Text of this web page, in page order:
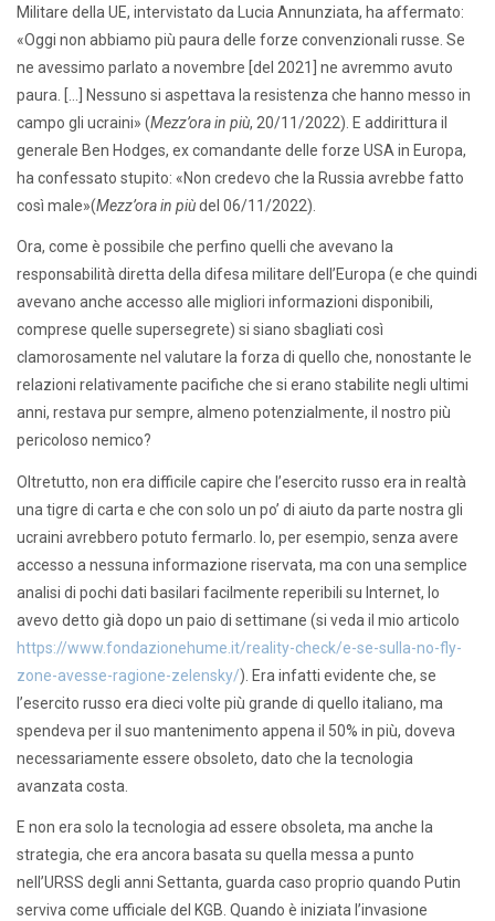
Militare della UE, intervistato da Lucia Annunziata, ha affermato:
«Oggi non abbiamo più paura delle forze convenzionali russe. Se
ne avessimo parlato a novembre [del 2021] ne avremmo avuto
paura. […] Nessuno si aspettava la resistenza che hanno messo in
campo gli ucraini» (Mezz’ora in più, 20/11/2022). E addirittura il
generale Ben Hodges, ex comandante delle forze USA in Europa,
ha confessato stupito: «Non credevo che la Russia avrebbe fatto
così male»(Mezz’ora in piùdel 06/11/2022).
Ora, come è possibile che perfino quelli che avevano la
responsabilità diretta della difesa militare dell’Europa (e che quindi
avevano anche accesso alle migliori informazioni disponibili,
comprese quelle supersegrete) si siano sbagliati così
clamorosamente nel valutare la forza di quello che, nonostante le
relazioni relativamente pacifiche che si erano stabilite negli ultimi
anni, restava pur sempre, almeno potenzialmente, il nostro più
pericoloso nemico?
Oltretutto, non era difficile capire che l’esercito russo era in realtà
una tigre di carta e che con solo un po’ di aiuto da parte nostra gli
ucraini avrebbero potuto fermarlo. Io, per esempio, senza avere
accesso a nessuna informazione riservata, ma con una semplice
analisi di pochi dati basilari facilmente reperibili su Internet, lo
avevo detto già dopo un paio di settimane (si veda il mio articolo
https://www.fondazionehume.it/reality-check/e-se-sulla-no-fly-
zone-avesse-ragione-zelensky/). Era infatti evidente che, se
l’esercito russo era dieci volte più grande di quello italiano, ma
spendeva per il suo mantenimento appena il 50% in più, doveva
necessariamente essere obsoleto, dato che la tecnologia
avanzata costa.
E non era solo la tecnologia ad essere obsoleta, ma anche la
strategia, che era ancora basata su quella messa a punto
nell’URSS degli anni Settanta, guarda caso proprio quando Putin
serviva come ufficiale del KGB. Quando è iniziata l’invasione